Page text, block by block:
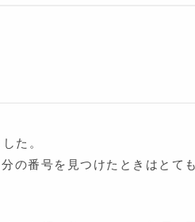
た。
の番号を見つけたときはとて